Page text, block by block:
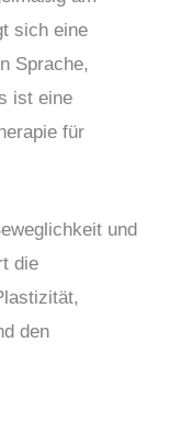
sich eine
Sprache,
ist eine
für
und
die
den